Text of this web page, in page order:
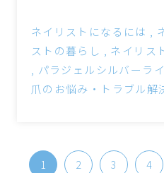
ネイリストになるには
ストの暮らし
ネイリス
パラジェルシルバーラ
爪のお悩み・トラブル解
1 2 3 4